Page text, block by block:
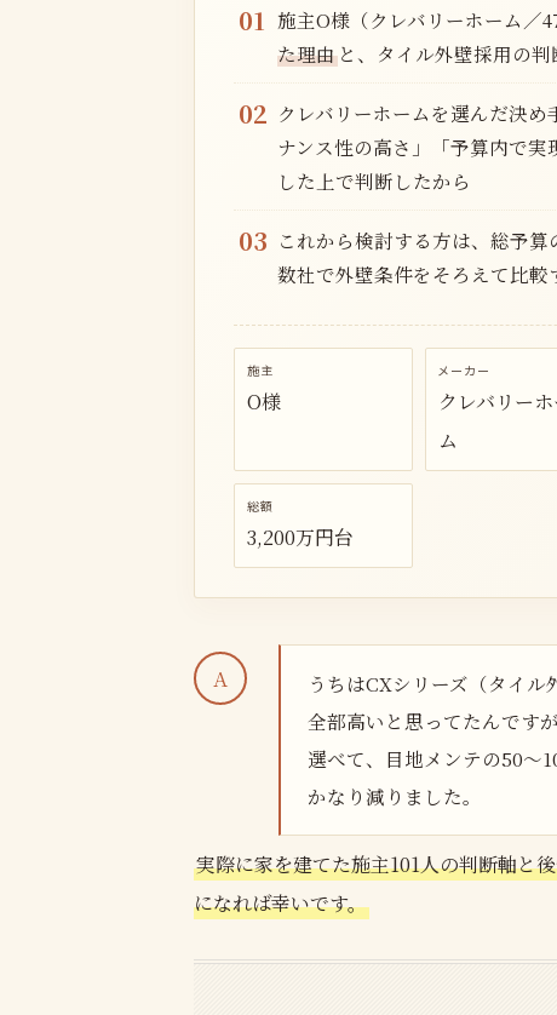
01 施主O様（クレバリーホーム／
た理由 と、タイル外壁採用の
02 クレバリーホームを選んだ決
ナンス性の高さ」「予算内で
した上で判断したから
03 これから検討する方は、総予
数社で外壁条件をそろえて比
施主
O様
メーカー
クレバリー
ム
総額
3,200万円台
うちはCXシリーズ（タイ
全部高いと思ってたんです
選べて、目地メンテの50〜
かなり減りました。
実際に家を建てた施主101人の判断軸と
になれば幸いです。